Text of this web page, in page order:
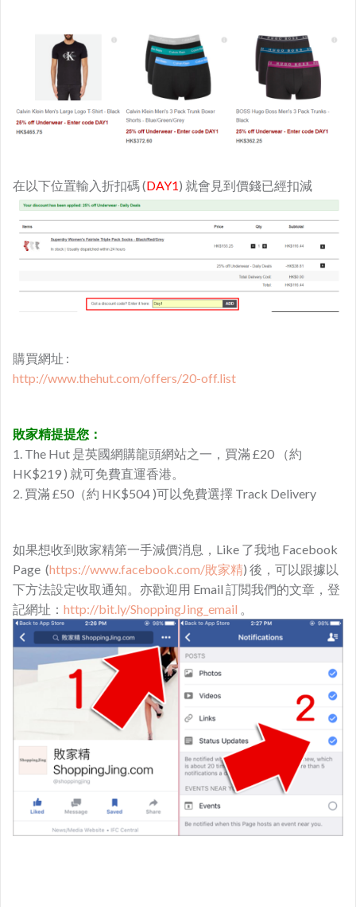
在以下位置輸入折扣碼 (DAY1) 就會見到價錢已經扣減
購買網址 :
http://www.thehut.com/offers/20-off.list
敗家精提提您：
1. The Hut 是英國網購龍頭網站之一，買滿 £20 （約
HK$219 ) 就可免費直運香港。
2. 買滿 £50（約 HK$504 )可以免費選擇 Track Delivery
如果想收到敗家精第一手減價消息，Like 了我地 Facebook
Page (https://www.facebook.com/敗家精) 後，可以跟據以
下方法設定收取通知。亦歡迎用 Email 訂閲我們的文章，登
記網址： http://bit.ly/ShoppingJing_email